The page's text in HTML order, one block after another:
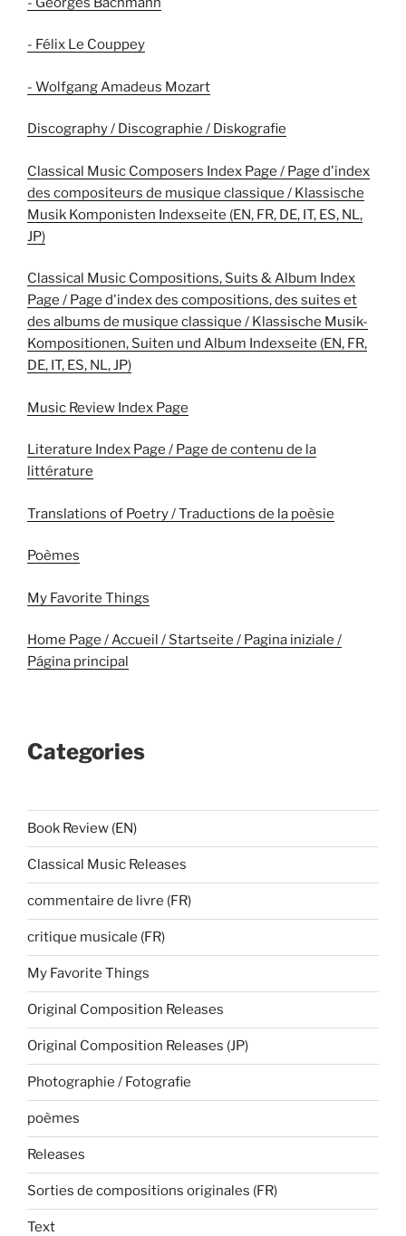
- Félix Le Couppey
- Wolfgang Amadeus Mozart
Discography / Discographie / Diskografie
Classical Music Composers Index Page / Page d'index
des compositeurs de musique classique / Klassische
Musik Komponisten Indexseite (EN, FR, DE, IT, ES, NL,
JP)
Classical Music Compositions, Suits & Album Index
Page / Page d'index des compositions, des suites et
des albums de musique classique / Klassische Musik-
Kompositionen, Suiten und Album Indexseite (EN, FR,
DE, IT, ES, NL, JP)
Music Review Index Page
Literature Index Page / Page de contenu de la
littérature
Translations of Poetry / Traductions de la poèsie
Poèmes
My Favorite Things
Home Page / Accueil / Startseite / Pagina iniziale /
Página principal
Categories
Book Review (EN)
Classical Music Releases
commentaire de livre (FR)
critique musicale (FR)
My Favorite Things
Original Composition Releases
Original Composition Releases (JP)
Photographie / Fotografie
poèmes
Releases
Sorties de compositions originales (FR)
Text